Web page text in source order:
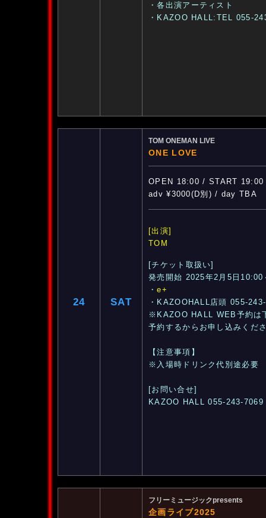
・各出演アーティスト
・KAZOO HALL:TEL 055-
24 SAT
TOM ONEMAN LIVE
ONE LOVE
OPEN 18:00 / START 19:00
adv ¥3000(D別) / day TBA
[出演]
TOM
[チケット取扱い]
発売開始 2025年2月5日10:00
・e+
・KAZOOHALL店頭 055-
※KAZOO HALL WEB予約は
予約するからお申し込みくだ
【注意事項】
※入場時ドリンク代別途必要
[お問い合せ]
KAZOO HALL 055-243-7069
フリーミュージックpresents
企画ライブ2025